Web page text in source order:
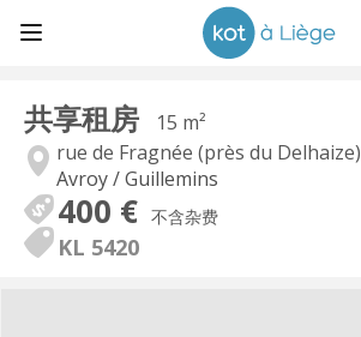
共享租房
15 m²
rue de Fragnée (près du Delhaize)
Avroy / Guillemins
400 € 不含杂费
KL 5420